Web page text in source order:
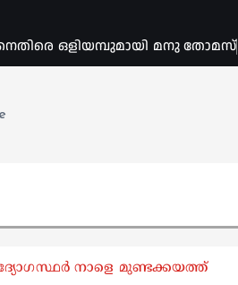
ഒളിയമ്പുമായി മനു തോമസ്
നാളെ മുണ്ടക്കയത്ത്